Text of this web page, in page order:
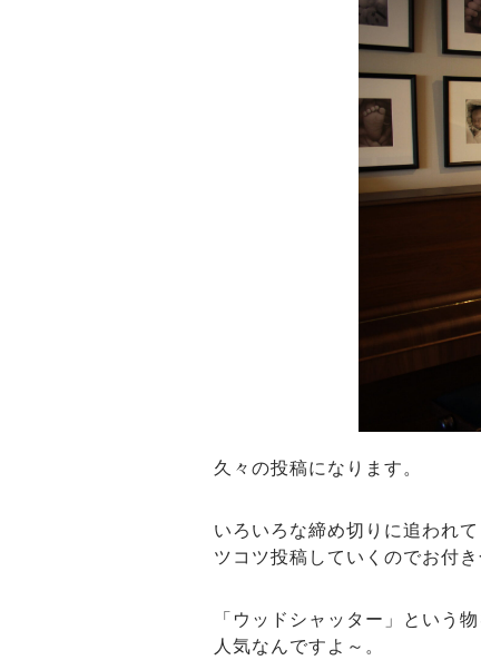
久々の投稿になります。
いろいろな締め切りに追われ
ツコツ投稿していくのでお付き
「ウッドシャッター」という
人気なんですよ～。